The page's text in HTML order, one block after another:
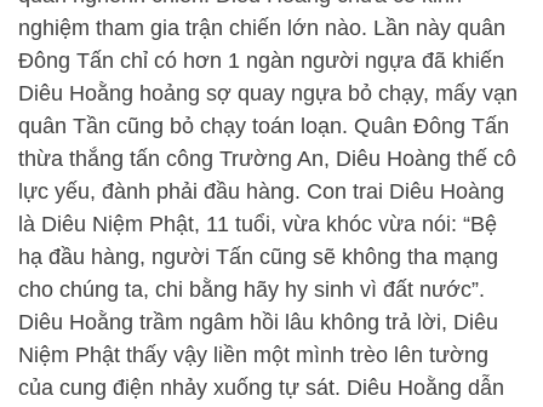
nghiệm tham gia trận chiến lớn nào. Lần này quân
Đông Tấn chỉ có hơn 1 ngàn người ngựa đã khiến
Diêu Hoằng hoảng sợ quay ngựa bỏ chạy, mấy vạn
quân Tần cũng bỏ chạy toán loạn. Quân Đông Tấn
thừa thắng tấn công Trường An, Diêu Hoàng thế cô
lực yếu, đành phải đầu hàng. Con trai Diêu Hoàng
là Diêu Niệm Phật, 11 tuổi, vừa khóc vừa nói: “Bệ
hạ đầu hàng, người Tấn cũng sẽ không tha mạng
cho chúng ta, chi bằng hãy hy sinh vì đất nước”.
Diêu Hoằng trầm ngâm hồi lâu không trả lời, Diêu
Niệm Phật thấy vậy liền một mình trèo lên tường
của cung điện nhảy xuống tự sát. Diêu Hoằng dẫn